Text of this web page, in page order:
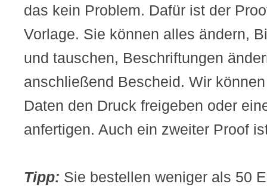
das kein Problem. Dafür ist der
Vorlage. Sie können alles ändern,
und tauschen, Beschriftungen
anschließend Bescheid. Wir
Daten den Druck freigeben oder
anfertigen. Auch ein zweiter Proof
Tipp: Sie bestellen weniger als 50